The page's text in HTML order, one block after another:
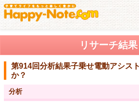
リサーチ結果
第914回分析結果子乗せ電動アシス
か？
分析